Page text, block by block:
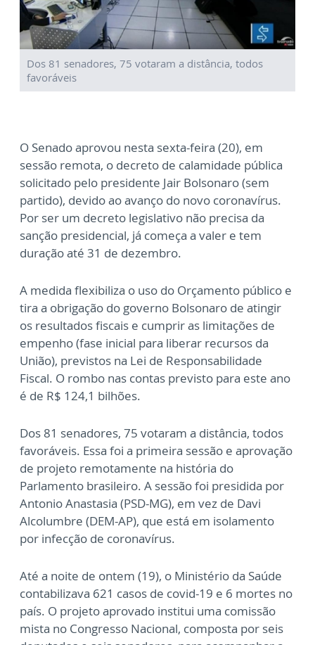
Dos 81 senadores, 75 votaram a distância, todos
favoráveis
O Senado aprovou nesta sexta-feira (20), em
sessão remota, o decreto de calamidade pública
solicitado pelo presidente Jair Bolsonaro (sem
partido), devido ao avanço do novo coronavírus.
Por ser um decreto legislativo não precisa da
sanção presidencial, já começa a valer e tem
duração até 31 de dezembro.
A medida flexibiliza o uso do Orçamento público e
tira a obrigação do governo Bolsonaro de atingir
os resultados fiscais e cumprir as limitações de
empenho (fase inicial para liberar recursos da
União), previstos na Lei de Responsabilidade
Fiscal. O rombo nas contas previsto para este ano
é de R$ 124,1 bilhões.
Dos 81 senadores, 75 votaram a distância, todos
favoráveis. Essa foi a primeira sessão e aprovação
de projeto remotamente na história do
Parlamento brasileiro. A sessão foi presidida por
Antonio Anastasia (PSD-MG), em vez de Davi
Alcolumbre (DEM-AP), que está em isolamento
por infecção de coronavírus.
Até a noite de ontem (19), o Ministério da Saúde
contabilizava 621 casos de covid-19 e 6 mortes no
país. O projeto aprovado institui uma comissão
mista no Congresso Nacional, composta por seis